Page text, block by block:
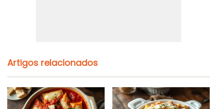
Artigos relacionados